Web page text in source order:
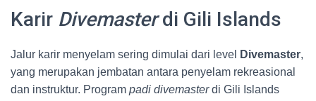
Karir Divemasterdi Gili Islands
Jalur karir menyelam sering dimulai dari level Divemaster,
yang merupakan jembatan antara penyelam rekreasional
dan instruktur. Program padi divemasterdi Gili Islands